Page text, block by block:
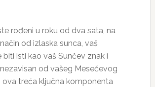
rođeni u roku od dva sata, na
od izlaska sunca, vaš
biti isti kao vaš Sunčev znak i
od vašeg Mesečevog
ova treća ključna komponenta